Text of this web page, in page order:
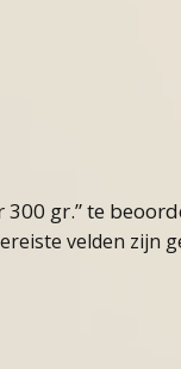
300 gr.” te
velden zijn